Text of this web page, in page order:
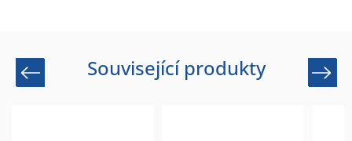
Související produkty
Previous Next